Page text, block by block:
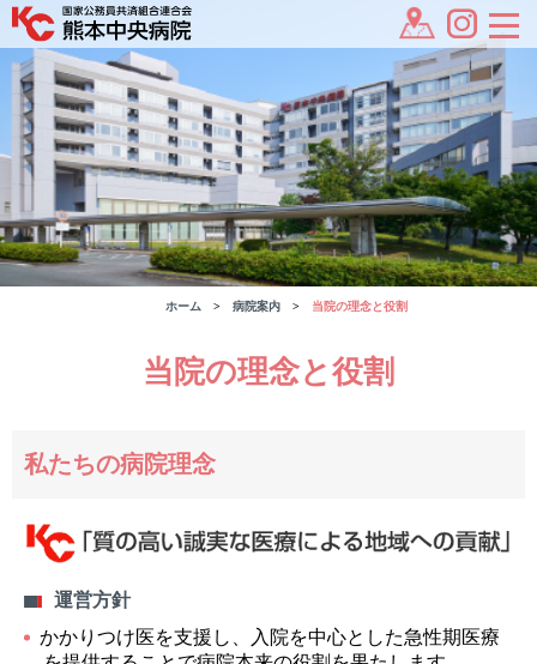
ホーム 病院案内 当院の理念と役割
当院の理念と役割
私たちの病院理念
運営方針
かかりつけ医を支援し、入院を中心とした急性期医療